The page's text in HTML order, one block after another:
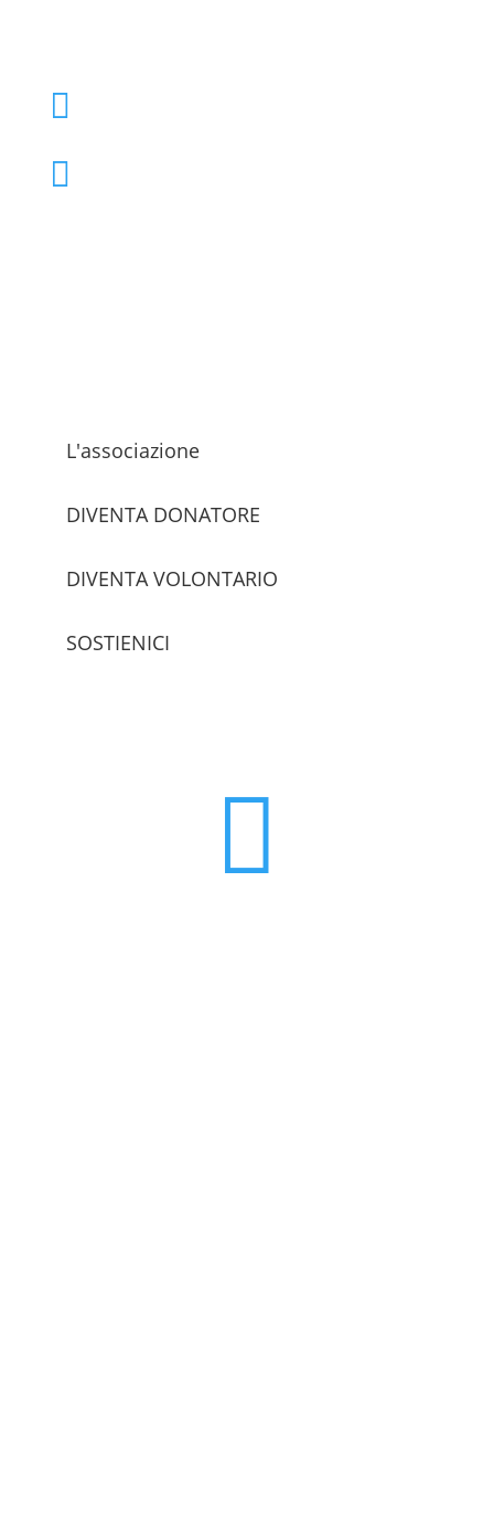


L'associazione
DIVENTA DONATORE
DIVENTA VOLONTARIO
SOSTIENICI
